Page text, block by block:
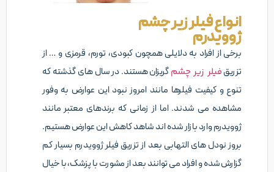
انواع فیلر زیر چشم
ژوویدرم
برخی از افراد به دلایلی همچون کبودی، تورم، قرمزی و … از
تزریقفیلر زیر چشمگریزان هستند. در سال های گذشته که
تنوع و کیفیت فیلرها مانند امروز نبود این عوارض به وفور
مشاهده می شدند. اما از زمانی که برندهای معتبر مانند
ژوویدرم وارد بازار شده اند شاهد کاهش این عوارض هستیم.
بروز نودل های التهابی بعد از تزریق فیلر ژوویدرم بسیار کم
گزارش شده و افراد می توانند بعد از مشورت با پزشک، با خیال